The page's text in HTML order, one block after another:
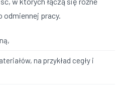
odmiennej pracy.
na przykład cegły i